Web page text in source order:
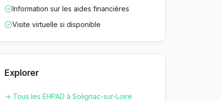
Information sur les aides financières
Visite virtuelle si disponible
Explorer
→ Tous les EHPAD à Solignac-sur-Loire